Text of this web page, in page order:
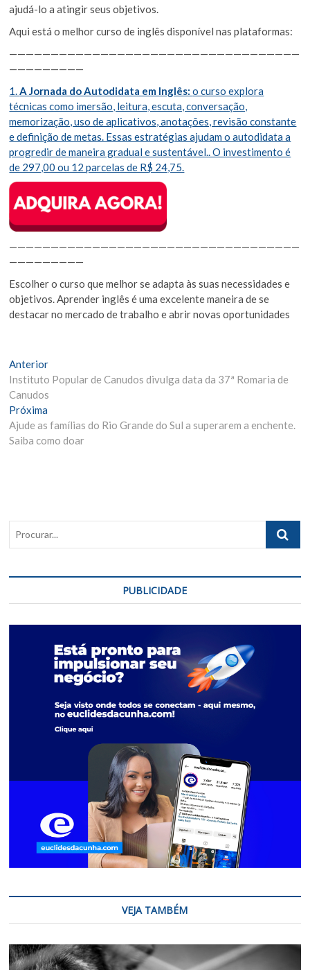
ajudá-lo a atingir seus objetivos.
Aqui está o melhor curso de inglês disponível nas plataformas:
———————————————————————————————————
—————————
1.A Jornada do Autodidata em Inglês:o curso explora
técnicas como imersão, leitura, escuta, conversação,
memorização, uso de aplicativos, anotações, revisão constante
e definição de metas. Essas estratégias ajudam o autodidata a
progredir de maneira gradual e sustentável.. O investimento é
de 297,00 ou 12 parcelas de R$ 24,75.
———————————————————————————————————
—————————
Escolher o curso que melhor se adapta às suas necessidades e
objetivos. Aprender inglês é uma excelente maneira de se
destacar no mercado de trabalho e abrir novas oportunidades
Navegação
de
Post
AnteriorMatéria
Anterior:
Instituto Popular de Canudos divulga data da 37ª Romaria de
Canudos
Próxima
Materia:
Ajude as famílias do Rio Grande do Sul a superarem a enchente.
Saiba como doar
PUBLICIDADE
VEJA TAMBÉM